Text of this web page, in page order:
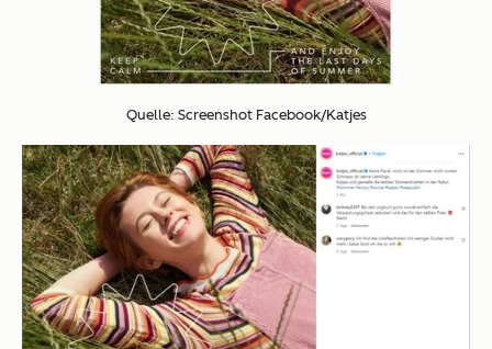
Quelle: Screenshot Facebook/Katjes